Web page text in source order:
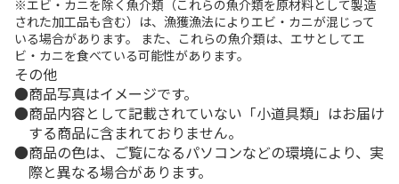
※エビ・カニを除く魚介類（これらの魚介類を原材料として製造
された加工品も含む）は、漁獲漁法によりエビ・カニが混じって
いる場合があります。 また、これらの魚介類は、エサとしてエ
ビ・カニを食べている可能性があります。
その他
商品写真はイメージです。
商品内容として記載されていない「小道具類」はお届け
する商品に含まれておりません。
商品の色は、ご覧になるパソコンなどの環境により、実
際と異なる場合があります。